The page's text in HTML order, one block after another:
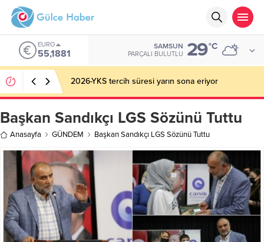
EURO
55,1881
SAMSUN
PARÇALI BULUTLU 29°C
2026-YKS tercih süresi yarın sona eriyor
Başkan Sandıkçı LGS Sözünü Tuttu
Anasayfa GÜNDEM Başkan Sandıkçı LGS Sözünü Tuttu